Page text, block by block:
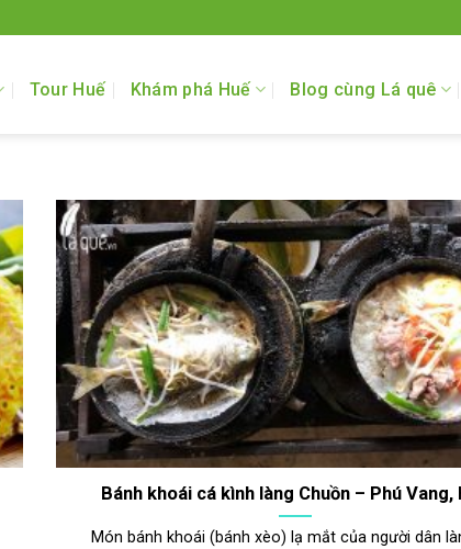
Tour Huế Khám phá Huế Blog cùng Lá quê
Bánh khoái cá kình làng Chuồn – Phú Vang,
Món bánh khoái (bánh xèo) lạ mắt của người dân